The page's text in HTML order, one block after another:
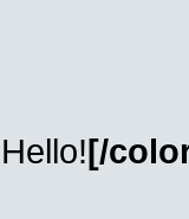
Hello![/